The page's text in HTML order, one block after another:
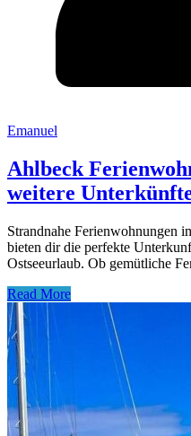
Emanuel
Ahlbeck
weitere
Strandnahe Ferienwohnungen
bieten dir die perfekte
Ostseeurlaub. Ob gemütliche
Read More